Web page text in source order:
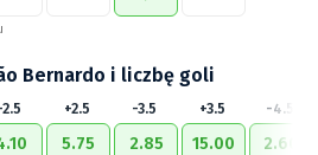
Bernardo i liczbę goli
+2.5 -3.5 +3.5 -4.5
5.75 2.85 15.00 2.60